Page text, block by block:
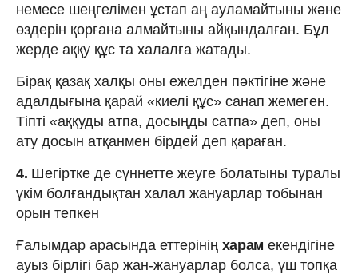
немесе шеңгелімен ұстап аң ауламайтыны және
өздерін қорғана алмайтыны айқындалған. Бұл
жерде аққу құс та халалға жатады.
Бірақ қазақ халқы оны ежелден пәктігіне және
адалдығына қарай «киелі құс» санап жемеген.
Тіпті «аққуды атпа, досыңды сатпа» деп, оны
ату досын атқанмен бірдей деп қараған.
4. Шегіртке де сүннетте жеуге болатыны туралы
үкім болғандықтан халал жануарлар тобынан
орын тепкен
Ғалымдар арасында еттерінің харам екендігіне
ауыз бірлігі бар жан-жануарлар болса, үш топқа